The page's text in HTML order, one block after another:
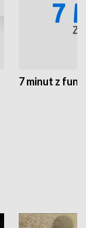
7 minut z